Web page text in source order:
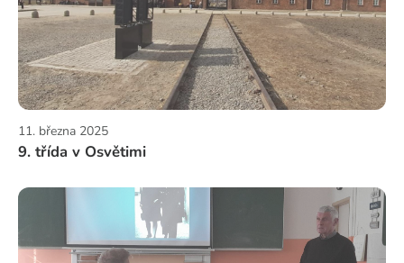
11. března 2025
9. třída v Osvětimi